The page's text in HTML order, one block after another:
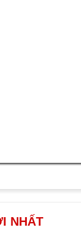
NHẤT